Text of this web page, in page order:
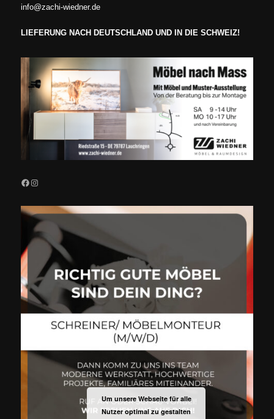
info@zachi-wiedner.de
LIEFERUNG NACH DEUTSCHLAND UND IN DIE SCHWEIZ!
Facebook
Instagram
Um unsere Webseite für alle
Nutzer optimal zu gestalten